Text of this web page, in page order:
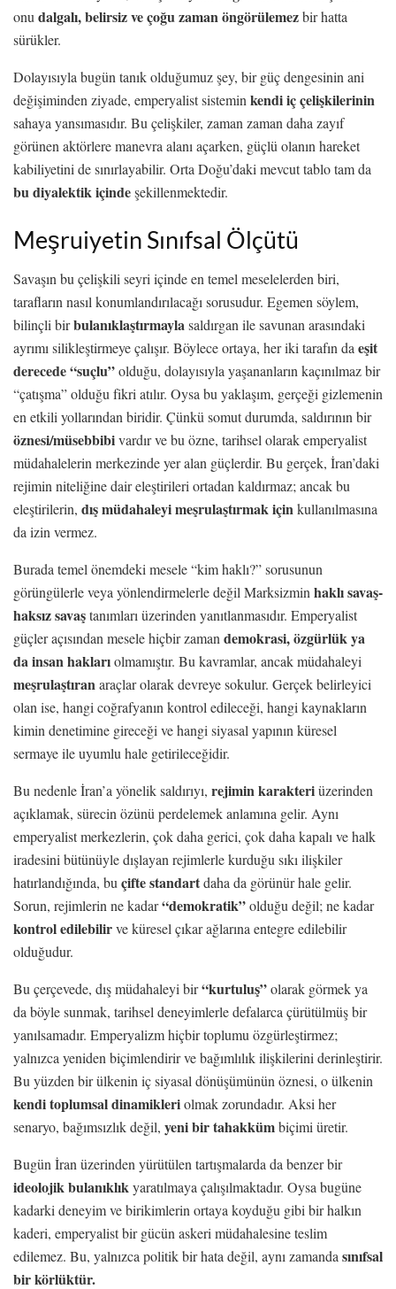
onu dalgalı, belirsiz ve çoğu zamanöngörülemezbir hatta
sürükler.
Dolayısıyla bugün tanık olduğumuz şey, bir güç dengesinin ani
değişiminden ziyade, emperyalist sistemin kendi iç çelişkilerinin
sahaya yansımasıdır. Bu çelişkiler, zaman zaman daha zayıf
görünen aktörlere manevra alanı açarken, güçlü olanın hareket
kabiliyetini de sınırlayabilir. Orta Doğu’daki mevcut tablo tam da
bu diyalektikiçindeşekillenmektedir.
Meşruiyetin Sınıfsal Ölçütü
Savaşın bu çelişkili seyri içinde en temel meselelerden biri,
tarafların nasıl konumlandırılacağı sorusudur. Egemen söylem,
bilinçli birbulanıklaştırmaylasaldırgan ile savunan arasındaki
ayrımı silikleştirmeye çalışır. Böylece ortaya, her iki tarafın daeşit
derecede“suçlu”olduğu, dolayısıyla yaşananların kaçınılmaz bir
“çatışma” olduğu fikri atılır. Oysa bu yaklaşım, gerçeği gizlemenin
en etkili yollarından biridir. Çünkü somut durumda, saldırının bir
öznesi/müsebbibivardır ve bu özne, tarihsel olarak emperyalist
müdahalelerin merkezinde yer alan güçlerdir. Bu gerçek, İran’daki
rejimin niteliğine dair eleştirileri ortadan kaldırmaz; ancak bu
eleştirilerin, dış müdahaleyi meşrulaştırmak içinkullanılmasına
da izin vermez.
Burada temel önemdeki mesele “kim haklı?” sorusunun
görüngülerle veya yönlendirmelerle değil Marksizminhaklı savaş-
haksız savaştanımları üzerinden yanıtlanmasıdır. Emperyalist
güçler açısından mesele hiçbir zamandemokrasi, özgürlük ya
da insan haklarıolmamıştır. Bu kavramlar, ancak müdahaleyi
meşrulaştıranaraçlar olarak devreye sokulur. Gerçek belirleyici
olan ise, hangi coğrafyanın kontrol edileceği, hangi kaynakların
kimin denetimine gireceği ve hangi siyasal yapının küresel
sermaye ile uyumlu hale getirileceğidir.
Bu nedenle İran’a yönelik saldırıyı, rejimin karakteriüzerinden
açıklamak, sürecin özünü perdelemek anlamına gelir. Aynı
emperyalist merkezlerin, çok daha gerici, çok daha kapalı ve halk
iradesini bütünüyle dışlayan rejimlerle kurduğu sıkı ilişkiler
hatırlandığında, buçifte standartdaha da görünür hale gelir.
Sorun, rejimlerin ne kadar“demokratik”olduğu değil; ne kadar
kontrol edilebilirve küresel çıkar ağlarına entegre edilebilir
olduğudur.
Bu çerçevede, dış müdahaleyi bir“kurtuluş”olarak görmek ya
da böyle sunmak, tarihsel deneyimlerle defalarca çürütülmüş bir
yanılsamadır. Emperyalizm hiçbir toplumu özgürleştirmez;
yalnızca yeniden biçimlendirir ve bağımlılık ilişkilerini derinleştirir.
Bu yüzden bir ülkenin iç siyasal dönüşümünün öznesi, o ülkenin
kendi toplumsal dinamikleriolmak zorundadır. Aksi her
senaryo, bağımsızlık değil, yeni bir tahakkümbiçimi üretir.
Bugün İran üzerinden yürütülen tartışmalarda da benzer bir
ideolojik bulanıklıkyaratılmaya çalışılmaktadır. Oysa bugüne
kadarki deneyim ve birikimlerin ortaya koyduğu gibi bir halkın
kaderi, emperyalist bir gücün askeri müdahalesine teslim
edilemez. Bu, yalnızca politik bir hata değil, aynı zamandasınıfsal
bir körlüktür.